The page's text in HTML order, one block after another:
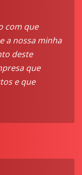
com que
a nossa minha
deste
que
e que